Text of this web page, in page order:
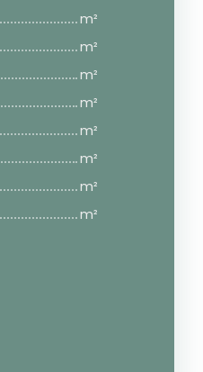
m²
m²
m²
m²
m²
m²
m²
m²